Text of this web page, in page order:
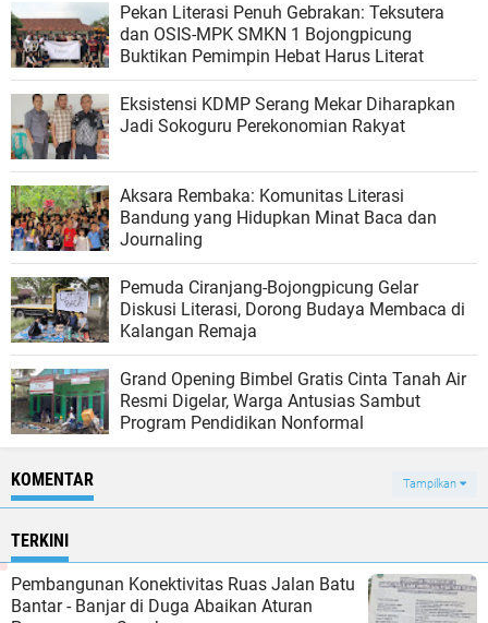
Pekan Literasi Penuh Gebrakan: Teksutera
dan OSIS-MPK SMKN 1 Bojongpicung
Buktikan Pemimpin Hebat Harus Literat
Eksistensi KDMP Serang Mekar Diharapkan
Jadi Sokoguru Perekonomian Rakyat
Aksara Rembaka: Komunitas Literasi
Bandung yang Hidupkan Minat Baca dan
Journaling
Pemuda Ciranjang-Bojongpicung Gelar
Diskusi Literasi, Dorong Budaya Membaca di
Kalangan Remaja
Grand Opening Bimbel Gratis Cinta Tanah Air
Resmi Digelar, Warga Antusias Sambut
Program Pendidikan Nonformal
KOMENTAR Tampilkan
TERKINI
Pembangunan Konektivitas Ruas Jalan Batu
Bantar - Banjar di Duga Abaikan Aturan